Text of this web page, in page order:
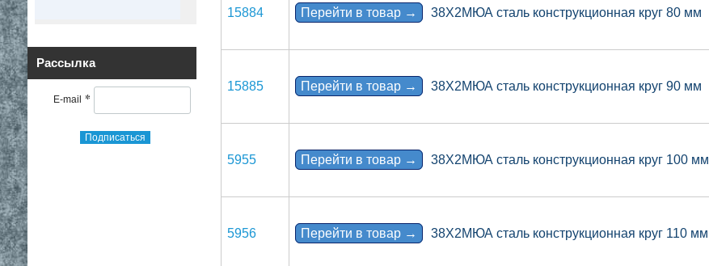
Рассылка
E-mail *
Подписаться
15884 Перейти в товар → 38Х2МЮА сталь конструкционная круг 80 мм
15885 Перейти в товар → 38Х2МЮА сталь конструкционная круг 90 мм
5955 Перейти в товар → 38Х2МЮА сталь конструкционная круг 100 мм
5956 Перейти в товар → 38Х2МЮА сталь конструкционная круг 110 мм